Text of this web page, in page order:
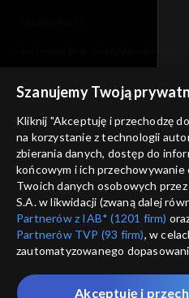
Szanujemy Twoją
Kliknij "Akceptuję i przechodzę
na korzystanie z technologii
zbierania danych, dostęp do
końcowym i ich przechowywanie
Twoich danych osobowych
S.A. w likwidacji (zwaną dalej
Partnerów z IAB* (1201 firm)
Partnerów TVP (93 firm), w
zautomatyzowanego
które wskazujemy poniżej, a
Akceptuję i